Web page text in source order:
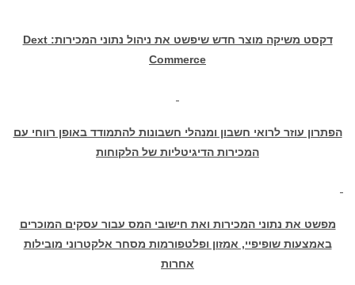
דקסט משיקה מוצר חדש שיפשט את ניהול נתוני המכירות:Dext
Commerce
הפתרון עוזר לרואי חשבון ומנהלי חשבונות להתמודד באופן רווחי עם
המכירות הדיגיטליות של הלקוחות
מפשט את נתוני המכירות ואת חישובי המס עבור עסקים המוכרים
באמצעות שופיפיי, אמזון ופלטפורמות מסחר אלקטרוני מובילות
אחרות